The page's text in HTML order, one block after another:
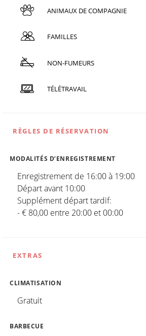
ANIMAUX DE COMPAGNIE
FAMILLES
NON-FUMEURS
TÉLÉTRAVAIL
RÈGLES DE RÉSERVATION
MODALITÉS D’ENREGISTREMENT
Enregistrement de 16:00 à 19:00
Départ avant 10:00
Supplément départ tardif:
- € 80,00 entre 20:00 et 00:00
EXTRAS
CLIMATISATION
Gratuit
BARBECUE